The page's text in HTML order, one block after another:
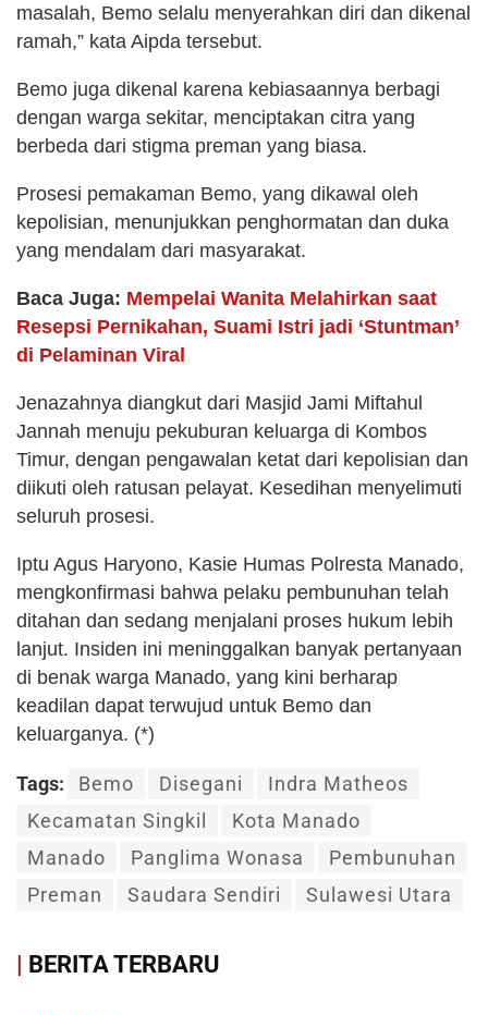
masalah, Bemo selalu menyerahkan diri dan dikenal
ramah,” kata Aipda tersebut.
Bemo juga dikenal karena kebiasaannya berbagi
dengan warga sekitar, menciptakan citra yang
berbeda dari stigma preman yang biasa.
Prosesi pemakaman Bemo, yang dikawal oleh
kepolisian, menunjukkan penghormatan dan duka
yang mendalam dari masyarakat.
Baca Juga: Mempelai Wanita Melahirkan saat
Resepsi Pernikahan, Suami Istri jadi ‘Stuntman’
di Pelaminan Viral
Jenazahnya diangkut dari Masjid Jami Miftahul
Jannah menuju pekuburan keluarga di Kombos
Timur, dengan pengawalan ketat dari kepolisian dan
diikuti oleh ratusan pelayat. Kesedihan menyelimuti
seluruh prosesi.
Iptu Agus Haryono, Kasie Humas Polresta Manado,
mengkonfirmasi bahwa pelaku pembunuhan telah
ditahan dan sedang menjalani proses hukum lebih
lanjut. Insiden ini meninggalkan banyak pertanyaan
di benak warga Manado, yang kini berharap
keadilan dapat terwujud untuk Bemo dan
keluarganya. (*)
Tags: Bemo Disegani
Indra Matheos
Kecamatan Singkil
Kota Manado
Manado
Panglima Wonasa
Pembunuhan
Preman
Saudara Sendiri Sulawesi Utara
| BERITA TERBARU